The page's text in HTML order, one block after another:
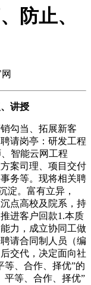
防止、
讲授
勾当、拓展新客
请岗亭：研发工程
智能云网工程
案司理、项目交付
务等。现将相关聘
淀。富有立异，
点高校及院系，持
进客户回款1.本质
力，成立协同工做
请合同制人员（编
交代，决定面向社
等、合作、择优”的
平等、合作、择优”